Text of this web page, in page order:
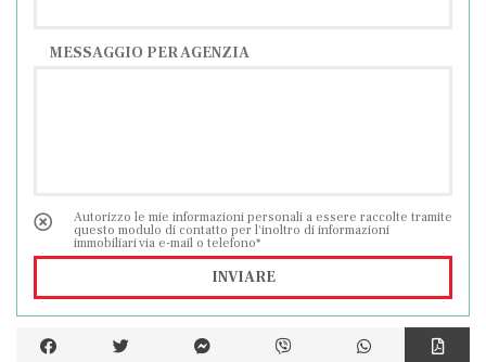
MESSAGGIO PER AGENZIA
Autorizzo le mie informazioni personali a essere raccolte tramite
questo modulo di contatto per l'inoltro di informazioni
immobiliari via e-mail o telefono*
INVIARE